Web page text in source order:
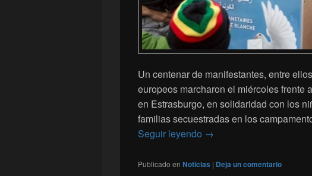
Un centenar de manifestantes, entre
europeos marcharon el miércoles frente
en Estrasburgo, en solidaridad con los
familias secuestradas en los
Seguir leyendo Manifestación en
→
Publicado en Noticias | Deja un comentario